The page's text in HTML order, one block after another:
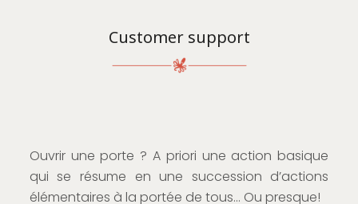
Customer support
Ouvrir une porte ? A priori une action basique
qui se résume en une succession d’actions
élémentaires à la portée de tous… Ou presque!